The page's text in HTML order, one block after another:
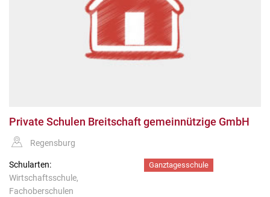
Private Schulen Breitschaft gemeinnützige GmbH
Regensburg
Schularten:
Wirtschaftsschule,
Fachoberschulen
Ganztagesschule